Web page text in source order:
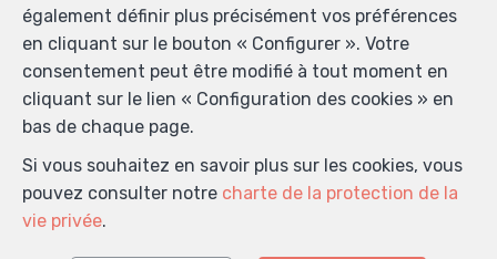
également définir plus précisément vos préférences
en cliquant sur le bouton « Configurer ». Votre
consentement peut être modifié à tout moment en
cliquant sur le lien « Configuration des cookies » en
bas de chaque page.
Si vous souhaitez en savoir plus sur les cookies, vous
pouvez consulter notre charte de la protection de la
vie privée.